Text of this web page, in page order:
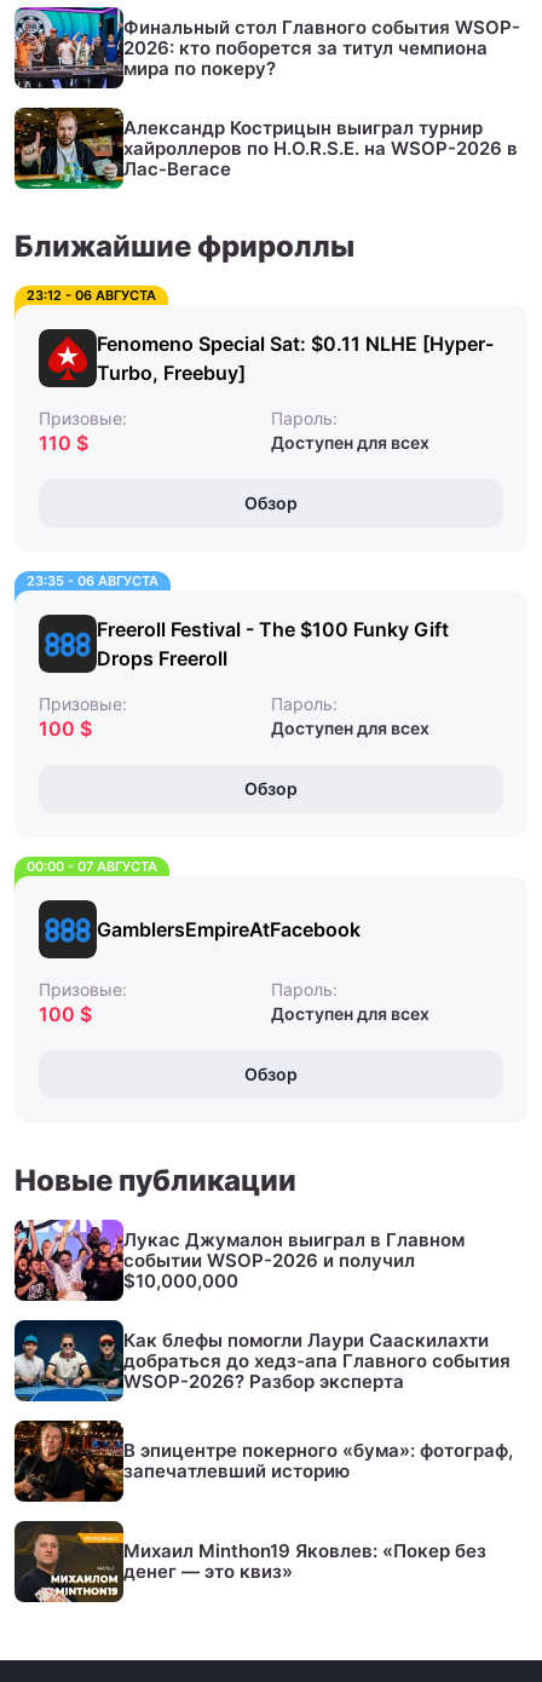
Финальный стол Главного события WSOP-
2026: кто поборется за титул чемпиона
мира по покеру?
Александр Кострицын выиграл турнир
хайроллеров по H.O.R.S.E. на WSOP-2026 в
Лас-Вегасе
Ближайшие фрироллы
23:12 - 06 АВГУСТА
Fenomeno Special Sat: $0.11 NLHE [Hyper-
Turbo, Freebuy]
Призовые:
110 $
Пароль:
Доступен для всех
Обзор
23:35 - 06 АВГУСТА
Freeroll Festival - The $100 Funky Gift
Drops Freeroll
Призовые:
100 $
Пароль:
Доступен для всех
Обзор
00:00 - 07 АВГУСТА
GamblersEmpireAtFacebook
Призовые:
100 $
Пароль:
Доступен для всех
Обзор
Новые публикации
Лукас Джумалон выиграл в Главном
событии WSOP-2026 и получил
$10,000,000
Как блефы помогли Лаури Сааскилахти
добраться до хедз-апа Главного события
WSOP-2026? Разбор эксперта
В эпицентре покерного «бума»: фотограф,
запечатлевший историю
Михаил Minthon19 Яковлев: «Покер без
денег — это квиз»